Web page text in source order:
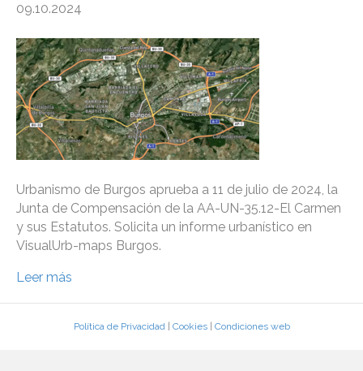
09.10.2024
Urbanismo de Burgos aprueba a 11 de julio de 2024, la
Junta de Compensación de la AA-UN-35.12-El Carmen
y sus Estatutos. Solicita un informe urbanístico en
VisualUrb-maps Burgos.
Leer más
Política de Privacidad| Cookies| Condiciones web